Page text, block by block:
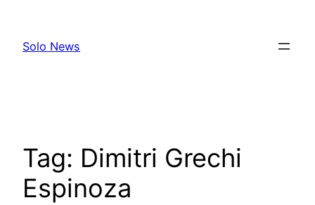
content
Solo News
Tag: Dimitri Grechi
Espinoza